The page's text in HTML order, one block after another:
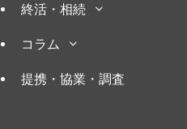
終活・相続
コラム
提携・協業・調査